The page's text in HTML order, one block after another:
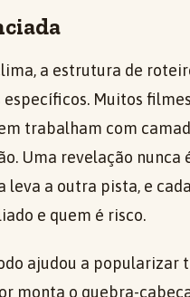
a estrutura de
específicos. Muitos
trabalham com
Uma revelação nunca
leva a outra pista, e
e quem é risco.
ajudou a popularizar
monta o quebra-